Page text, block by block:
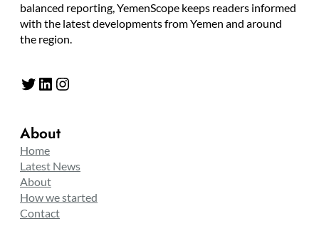
balanced reporting, YemenScope keeps readers informed
with the latest developments from Yemen and around
the region.
About
Home
Latest News
About
How we started
Contact